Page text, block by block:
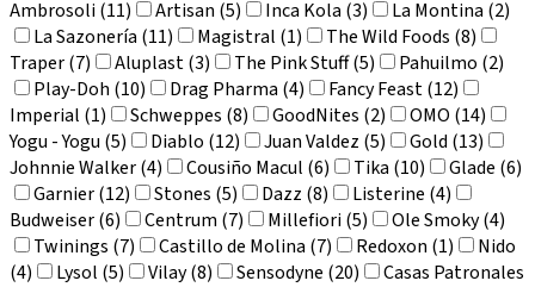
Ambrosoli (11)
Artisan (5) Inca Kola (3)
La Montina (2)
La Sazonería (11)
Magistral (1)
The Wild Foods (8)
Traper (7)
Aluplast (3) The Pink Stuff (5)
Pahuilmo (2)
Play-Doh (10)
Drag Pharma (4)
Fancy Feast (12)
Imperial (1)
Schweppes (8) GoodNites (2)
OMO (14)
Yogu - Yogu (5)
Diablo (12) Juan Valdez (5)
Gold (13)
Johnnie Walker (4)
Cousiño Macul (6) Tika (10)
Glade (6)
Garnier (12)
Stones (5) Dazz (8)
Listerine (4)
Budweiser (6)
Centrum (7) Millefiori (5)
Ole Smoky (4)
Twinings (7)
Castillo de Molina (7) Redoxon (1)
Nido
(4)
Lysol (5) Vilay (8) Sensodyne (20)
Casas Patronales